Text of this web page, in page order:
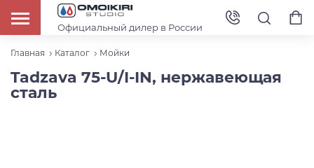
Официальный дилер в России
Главная Каталог Мойки
Tadzava 75-U/I-IN, нержавеющая
сталь